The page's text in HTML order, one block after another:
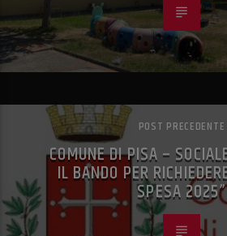
POST PRECEDENTE
COMUNE DI PISA –
IL BANDO PER
SPESA 2025”